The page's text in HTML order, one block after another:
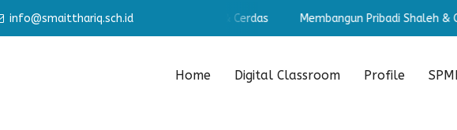
info@smaitthariq.sch.id
Membangun Pribadi Shaleh & Cerdas Membangun Pribadi Shaleh &
Home Digital Classroom Profile